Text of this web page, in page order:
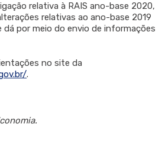
relativa à RAIS ano-base 2020,
relativas ao ano-base 2019
dá por meio do envio de informações
no site da
.